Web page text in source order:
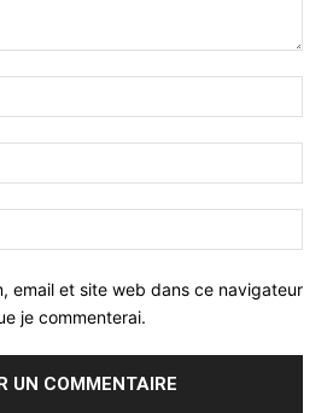
:*
:*
:
email et site web dans ce navigateur
je commenterai.